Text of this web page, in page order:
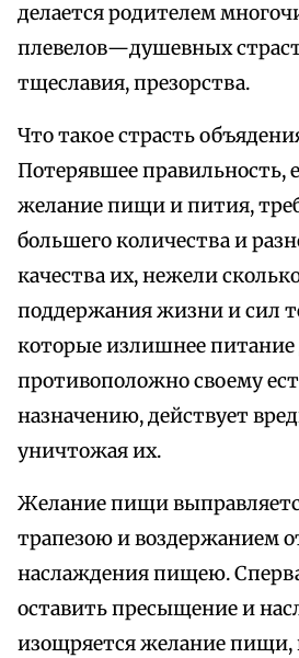
делается родителем
плевелов—душевных
тщеславия, презорства.
Что такое страсть
Потерявшее правильность,
желание пищи и пития,
большего количества и
качества их, нежели
поддержания жизни и сил
которые излишнее питание
противоположно своему
назначению, действует
уничтожая их.
Желание пищи
трапезою и воздержанием
наслаждения пищею.
оставить пресыщение и
изощряется желание пищи,